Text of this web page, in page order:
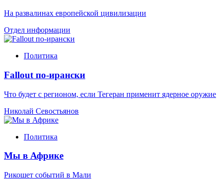
На развалинах европейской цивилизации
Отдел информации
Политика
Fallout по-ирански
Что будет с регионом, если Тегеран применит ядерное оружие
Николай Севостьянов
Политика
Мы в Африке
Рикошет событий в Мали